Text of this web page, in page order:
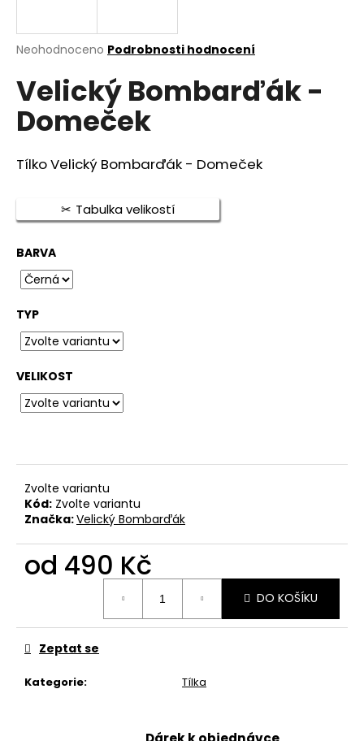
Průměrné
produktu
je
0,0
hvězdiček.
Neohodnoceno Podrobnosti hodnocení
Velický Bombarďák -
Domeček
Tílko Velický Bombarďák - Domeček
Tabulka velikostí
BARVA
TYP
VELIKOST
Zvolte variantu
Kód: Zvolte variantu
Značka:Velický Bombarďák
od 490 Kč
DO KOŠÍKU
Kategorie: Tílka
Zeptat se
j
í
t
?
D
o
p
o
r
u
č
u
e
BAVLNĚNÉ
TRIČKO
WITCHERPANÝ
490
Kč